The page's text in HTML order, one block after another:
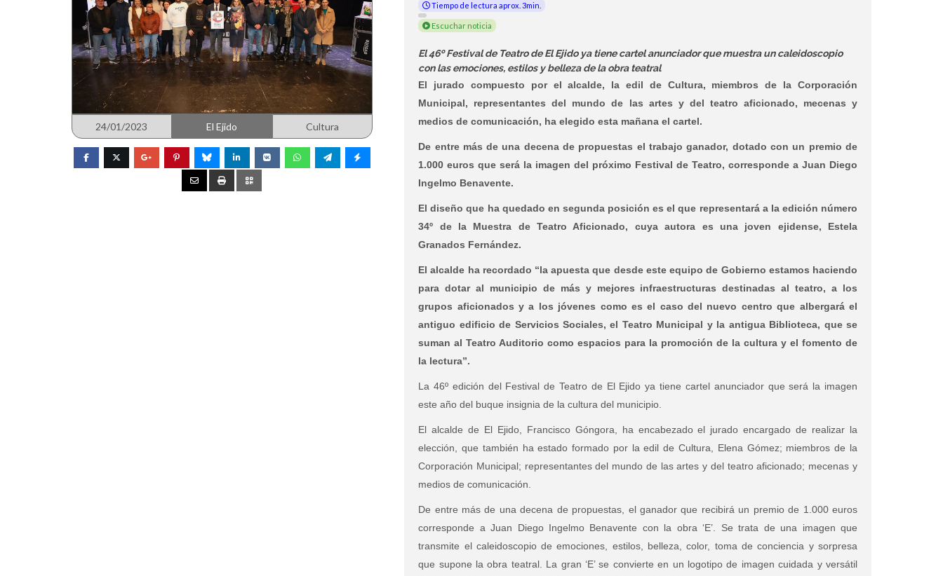
24/01/2023 El Ejido Cultura
Tiempo de lectura aprox. 3min.
Escuchar noticia
El 46º Festival de Teatro de El Ejido ya tiene cartel anunciador que muestra un caleidoscopio
con las emociones, estilos y belleza de la obra teatral
El jurado compuesto por el alcalde, la edil de Cultura, miembros de la Corporación
Municipal, representantes del mundo de las artes y del teatro aficionado, mecenas y
medios de comunicación, ha elegido esta mañana el cartel.
De entre más de una decena de propuestas el trabajo ganador, dotado con un premio de
1.000 euros que será la imagen del próximo Festival de Teatro, corresponde a Juan Diego
Ingelmo Benavente.
El diseño que ha quedado en segunda posición es el que representará a la edición número
34º de la Muestra de Teatro Aficionado, cuya autora es una joven ejidense, Estela
Granados Fernández.
El alcalde ha recordado “la apuesta que desde este equipo de Gobierno estamos haciendo
para dotar al municipio de más y mejores infraestructuras destinadas al teatro, a los
grupos aficionados y a los jóvenes como es el caso del nuevo centro que albergará el
antiguo edificio de Servicios Sociales, el Teatro Municipal y la antigua Biblioteca, que se
suman al Teatro Auditorio como espacios para la promoción de la cultura y el fomento de
la lectura”.
La 46º edición del Festival de Teatro de El Ejido ya tiene cartel anunciador que será la imagen
este año del buque insignia de la cultura del municipio.
El alcalde de El Ejido, Francisco Góngora, ha encabezado el jurado encargado de realizar la
elección, que también ha estado formado por la edil de Cultura, Elena Gómez; miembros de la
Corporación Municipal; representantes del mundo de las artes y del teatro aficionado; mecenas y
medios de comunicación.
De entre más de una decena de propuestas, el ganador que recibirá un premio de 1.000 euros
corresponde a Juan Diego Ingelmo Benavente con la obra ‘E’. Se trata de una imagen que
transmite el caleidoscopio de emociones, estilos, belleza, color, toma de conciencia y sorpresa
que supone la obra teatral. La gran ‘E’ se convierte en un logotipo de imagen cuidada y versátil